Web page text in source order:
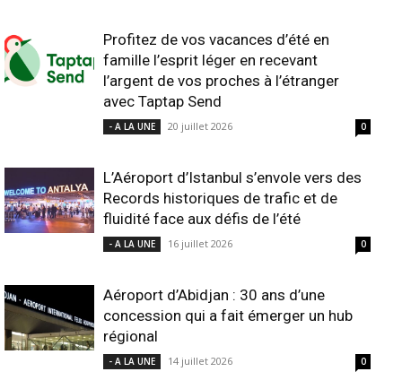
Profitez de vos vacances d’été en
famille l’esprit léger en recevant
l’argent de vos proches à l’étranger
avec Taptap Send
- A LA UNE 20 juillet 2026 0
L’Aéroport d’Istanbul s’envole vers des
Records historiques de trafic et de
fluidité face aux défis de l’été
- A LA UNE 16 juillet 2026 0
Aéroport d’Abidjan : 30 ans d’une
concession qui a fait émerger un hub
régional
- A LA UNE 14 juillet 2026 0